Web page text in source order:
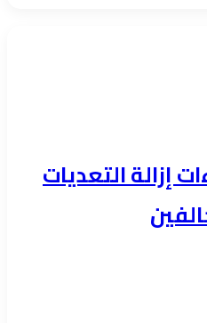
إزالة التعديات